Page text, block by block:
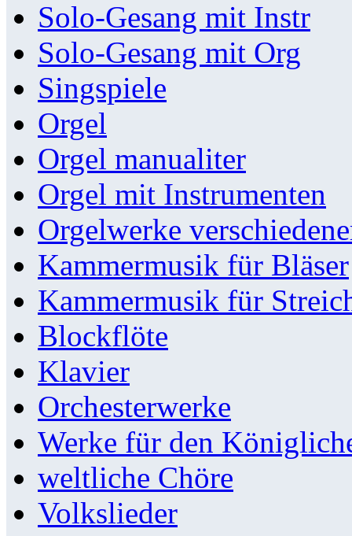
Solo-Gesang mit Instr
Solo-Gesang mit Org
Singspiele
Orgel
Orgel manualiter
Orgel mit Instrumenten
Orgelwerke
Kammermusik für Bläser
Kammermusik für
Blockflöte
Klavier
Orchesterwerke
Werke für den
weltliche Chöre
Volkslieder